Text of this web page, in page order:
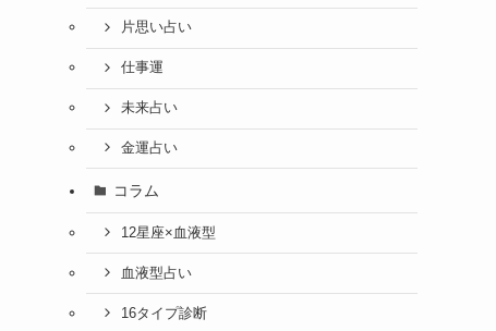
片思い占い
仕事運
未来占い
金運占い
コラム
12星座×血液型
血液型占い
16タイプ診断